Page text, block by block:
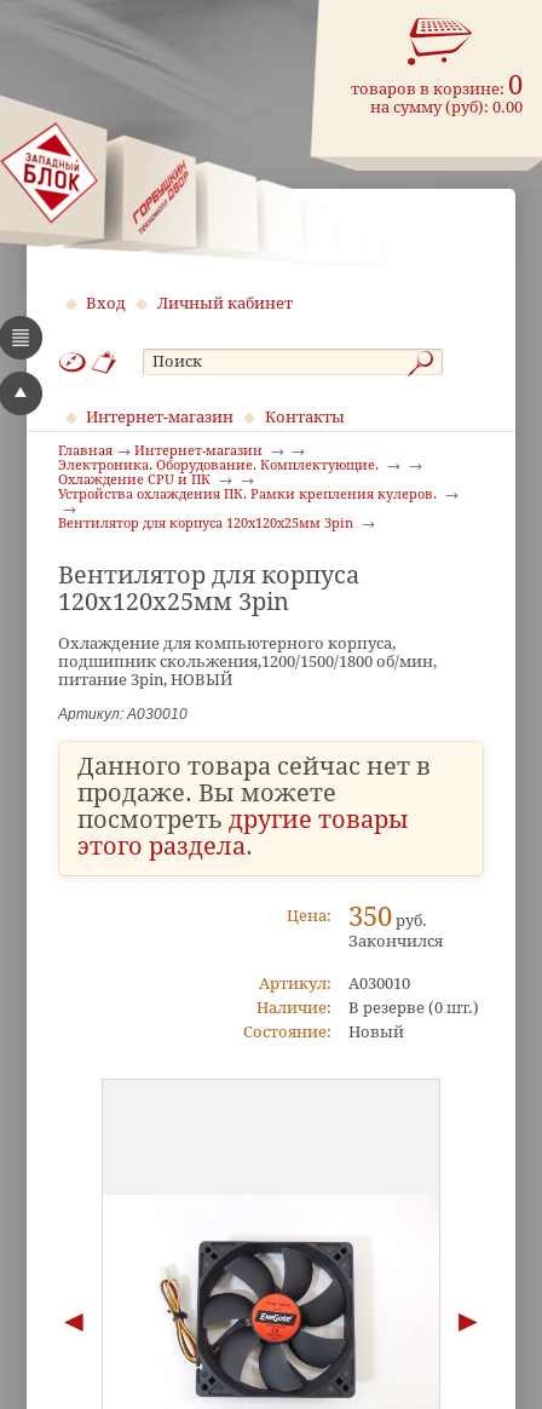
товаров в корзине: 0
на сумму (руб):0.00
Вход Личный кабинет
Интернет-магазин Контакты
Главная
Интернет-магазин
Электроника. Оборудование. Комплектующие.
Охлаждение CPU и ПК
Устройства охлаждения ПК. Рамки крепления кулеров.
Вентилятор для корпуса 120x120x25мм 3pin
Вентилятор для корпуса
120x120x25мм 3pin
Охлаждение для компьютерного корпуса,
подшипник скольжения,1200/1500/1800 об/мин,
питание 3pin, НОВЫЙ
Артикул: A030010
Данного товара сейчас нет в
продаже. Вы можете
посмотретьдругие товары
этого раздела.
Цена: 350руб.
Закончился
Артикул:
A030010
Наличие:
В резерве (0 шт.)
Состояние:
Новый